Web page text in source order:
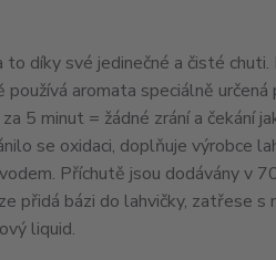
díky své jedinečné a čisté chuti.
aromata speciálně
za 5 minut = žádné zrání a čekání
se oxidaci, doplňuje výrobce
Příchutě jsou dodávány v
přidá bázi do lahvičky, zatřese s
liquid.